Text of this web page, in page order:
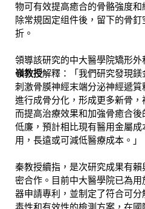
物可有效提高癒合的骨骼強度
除常規固定组件後，留下的骨
折。
領導該研究的中大醫學院矯形
嶺教授解釋：「我們研究發現
刺激骨膜神經末端分泌神經遞
進行成骨分化，形成更多新骨
而提高治療效果和加強骨癒合
低廉，預計相比現有醫用金屬
用，長遠或可減低醫療成本。」
秦教授續指，是次研究成果有
密合作。目前中大醫學院已為
器申請專利，並制定了符合可